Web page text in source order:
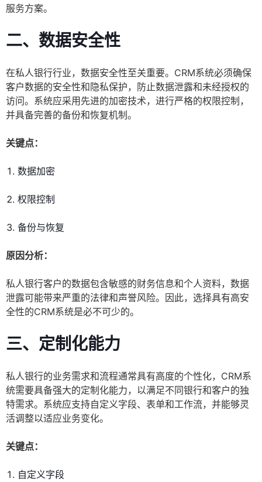
服务方案。
二、数据安全性
在私人银行行业，数据安全性至关重要。CRM系统必须确保
客户数据的安全性和隐私保护，防止数据泄露和未经授权的
访问。系统应采用先进的加密技术，进行严格的权限控制，
并具备完善的备份和恢复机制。
关键点：
数据加密
权限控制
备份与恢复
原因分析：
私人银行客户的数据包含敏感的财务信息和个人资料，数据
泄露可能带来严重的法律和声誉风险。因此，选择具有高安
全性的CRM系统是必不可少的。
三、定制化能力
私人银行的业务需求和流程通常具有高度的个性化，CRM系
统需要具备强大的定制化能力，以满足不同银行和客户的独
特需求。系统应支持自定义字段、表单和工作流，并能够灵
活调整以适应业务变化。
关键点：
自定义字段